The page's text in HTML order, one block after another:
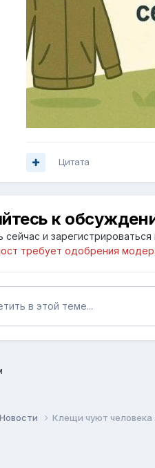
Цитата
к
и зарегистрироваться
требует одобрения
в этой теме...
Новости Клещи чуют человека